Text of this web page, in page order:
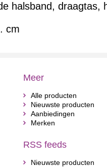
halsband, draagtas,
cm
Meer
Alle producten
Nieuwste producten
Aanbiedingen
Merken
RSS feeds
Nieuwste producten